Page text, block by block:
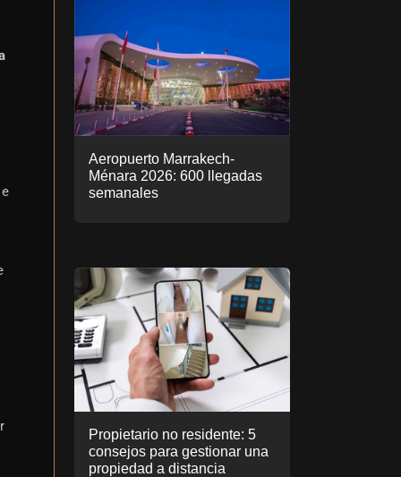
Aeropuerto Marrakech-
Ménara 2026: 600 llegadas
semanales
Propietario no residente: 5
consejos para gestionar una
propiedad a distancia